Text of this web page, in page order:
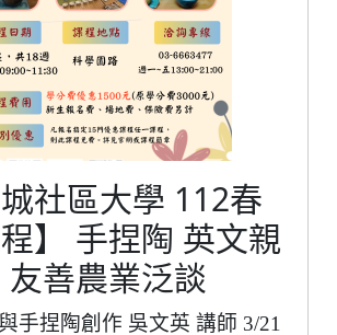
城社區大學 112春
】 手捏陶 英文親
善農業泛談
手捏陶創作 吳文英 講師 3/21